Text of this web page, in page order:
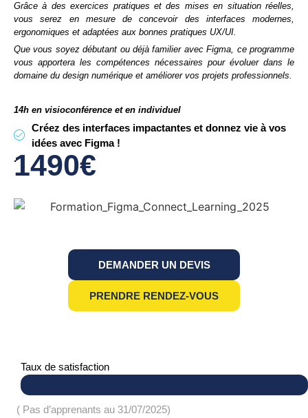
Grâce à des exercices pratiques et des mises en situation réelles,
vous serez en mesure de concevoir des interfaces modernes,
ergonomiques et adaptées aux bonnes pratiques UX/UI.
Que vous soyez débutant ou déjà familier avec Figma, ce programme
vous apportera les compétences nécessaires pour évoluer dans le
domaine du design numérique et améliorer vos projets professionnels.
14h en visioconférence et en individuel
Créez des interfaces impactantes et donnez vie à vos
idées avec Figma !
.1490€
DEMANDER UN DEVIS
PRENDRE RENDEZ-VOUS
Taux de satisfaction
( Pas d’apprenants au 31/07/2025)